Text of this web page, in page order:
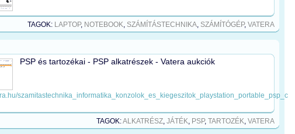
TAGOK: LAPTOP, NOTEBOOK, SZÁMÍTÁSTECHNIKA, SZÁMÍTÓGÉP, VATERA
PSP és tartozékai - PSP alkatrészek - Vatera aukciók
szamitastechnika_informatika_konzolok_es_kiegeszitok_playstation_portable_psp_c
TAGOK:ALKATRÉSZ, JÁTÉK, PSP, TARTOZÉK, VATERA